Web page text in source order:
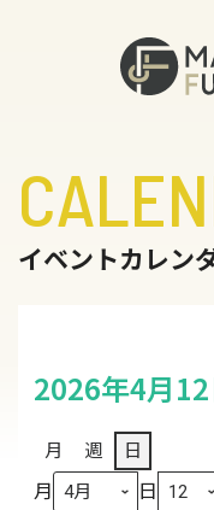
イベントカレン
2026年4月12
月 週 日
月 日